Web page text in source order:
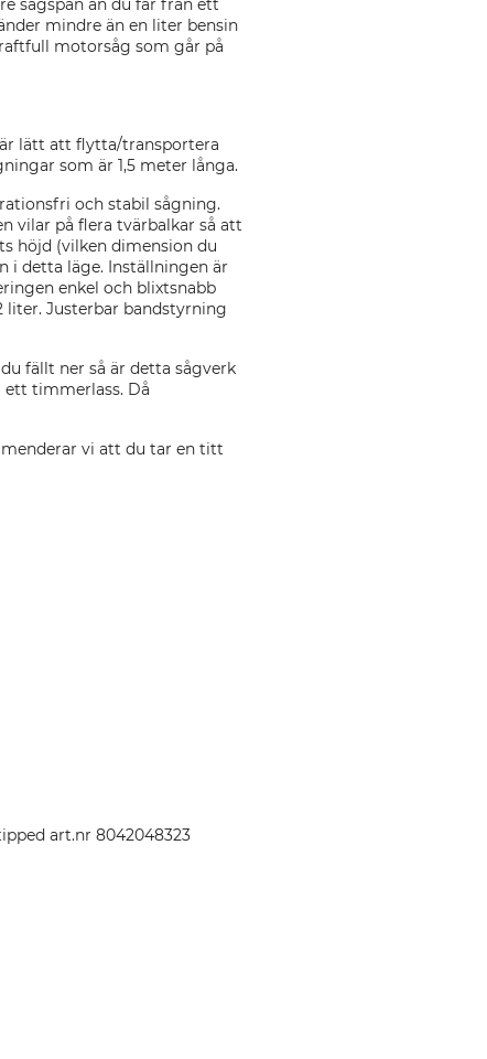
sågspån än du får från ett
mindre än en liter bensin
motorsåg som går på
lätt att flytta/transportera
som är 1,5 meter långa.
och stabil sågning.
vilar på flera tvärbalkar så att
höjd (vilken dimension du
i detta läge. Inställningen är
enkel och blixtsnabb
liter. Justerbar bandstyrning
fällt ner så är detta sågverk
timmerlass. Då
vi att du tar en titt
art.nr 8042048323